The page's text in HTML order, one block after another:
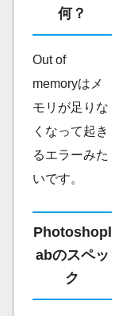
何？
Out of
memoryはメ
モリが足りな
くなって起き
るエラーみた
いです。
Photoshopl
abのスペッ
ク